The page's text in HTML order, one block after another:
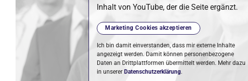
Inhalt von YouTube, der die Seite ergänzt.
Marketing Cookies akzeptieren
Ich bin damit einverstanden, dass mir externe Inhalte
angezeigt werden. Damit können personenbezogene
Daten an Drittplattformen übermittelt werden. Mehr dazu
in unserer Datenschutzerklärung.